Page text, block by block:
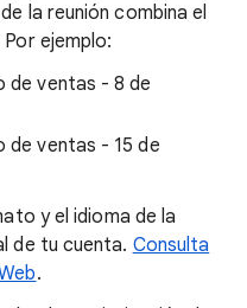
la reunión combina el
ejemplo:
de ventas - 8 de
de ventas - 15 de
y el idioma de la
de tu cuenta. Consulta
.